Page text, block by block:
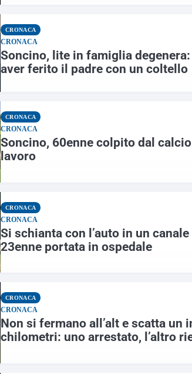
CRONACA
CRONACA
Soncino, lite in famiglia
aver ferito il padre con un coltello
CRONACA
CRONACA
Soncino, 60enne colpito dal
lavoro
CRONACA
CRONACA
Si schianta con l’auto in un
23enne portata in ospedale
CRONACA
CRONACA
Non si fermano all’alt e scatta un
chilometri: uno arrestato, l’altro